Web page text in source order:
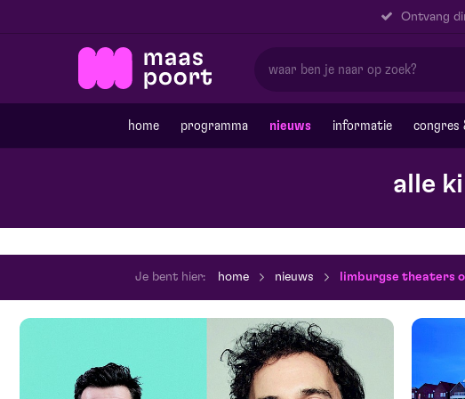
Ontvang
home programma nieuws informatie congres
alle
Je bent hier: home nieuws limburgse theaters